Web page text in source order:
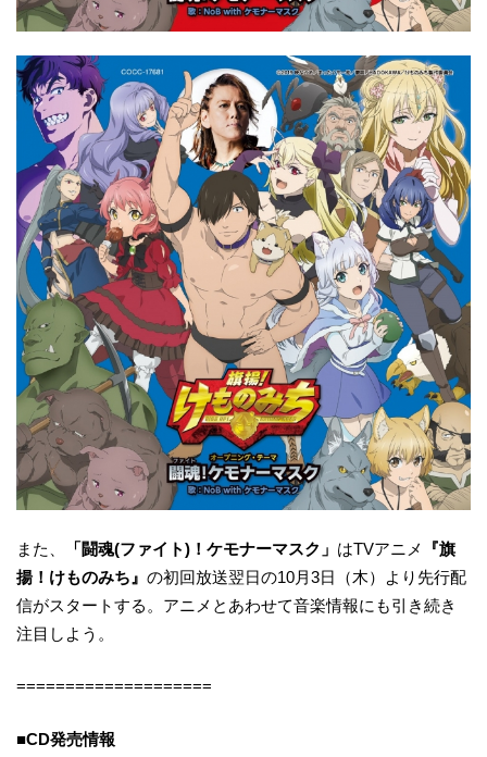
また、 「闘魂(ファイト)！ケモナーマスク」 はTVアニメ
『旗
揚！けものみち』 の初回放送翌日の10月3日（木）より先行配
信がスタートする。アニメとあわせて音楽情報にも引き続き
注目しよう。
====================
■CD発売情報